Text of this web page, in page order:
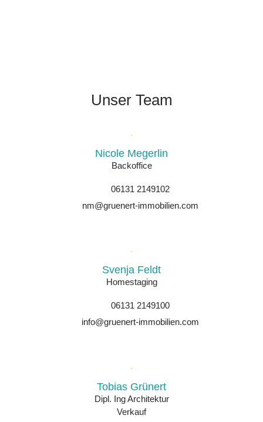
Unser Team
Nicole Megerlin
Backoffice
06131 2149102
nm@gruenert-immobilien.com
Svenja Feldt
Homestaging
06131 2149100
info@gruenert-immobilien.com
Tobias Grünert
Dipl. Ing Architektur
Verkauf